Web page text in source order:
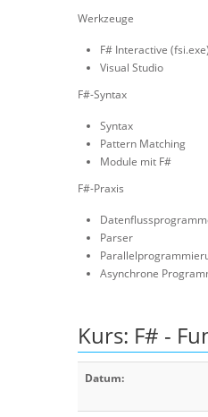
Werkzeuge
F# Interactive (fsi.exe)
Visual Studio
F#-Syntax
Syntax
Pattern Matching
Module mit F#
F#-Praxis
Parser
Asynchrone
Kurs: F# -
Datum: